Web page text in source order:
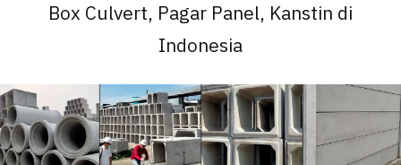
Box Culvert, Pagar Panel, Kanstin di
Indonesia